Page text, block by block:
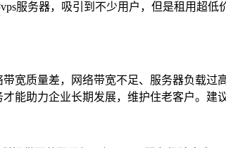
服务器，吸引到不少用户，但是租用超
宽质量差，网络带宽不足、服务器负载
能助力企业长期发展，维护住老客户。建